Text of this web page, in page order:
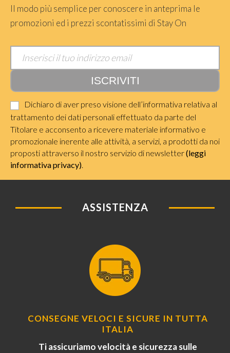
Il modo più semplice per conoscere in anteprima le
promozioni ed i prezzi scontatissimi di Stay On
Dichiaro di aver preso visione dell’informativa relativa al
trattamento dei dati personali effettuato da parte del
Titolare e acconsento a ricevere materiale informativo e
promozionale inerente alle attività, a servizi, a prodotti da noi
proposti attraverso il nostro servizio di newsletter(leggi
informativa privacy).
ASSISTENZA
CONSEGNE VELOCI E SICURE IN TUTTA
ITALIA
Ti assicuriamo velocità e sicurezza sulle